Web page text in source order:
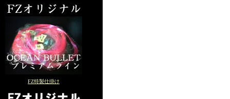
FZ特製仕掛け